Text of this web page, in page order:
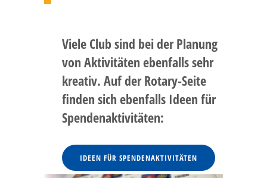
Viele Club sind bei der Planung
von Aktivitäten ebenfalls sehr
kreativ. Auf der Rotary-Seite
finden sich ebenfalls Ideen für
Spendenaktivitäten:
IDEEN FÜR SPENDENAKTIVITÄTEN